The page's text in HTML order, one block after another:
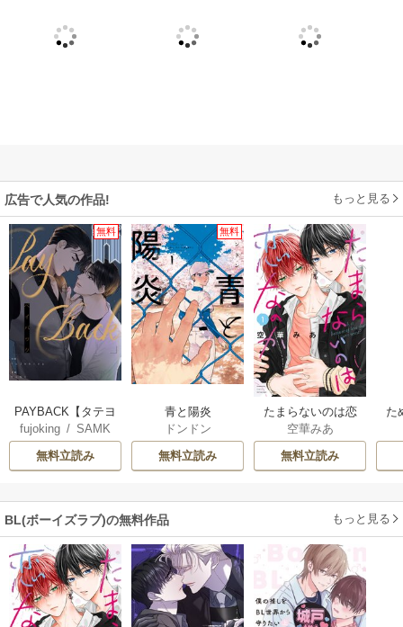
広告で人気の作品! もっと見る
無料
PAYBACK【タテヨ
ミ】
fujoking /SAMK
無料立読み
無料
青と陽炎
ドンドン
無料立読み
たまらないのは恋
なのか
空華みあ
無料立読み
た
BL(ボーイズラブ)の無料作品 もっと見る